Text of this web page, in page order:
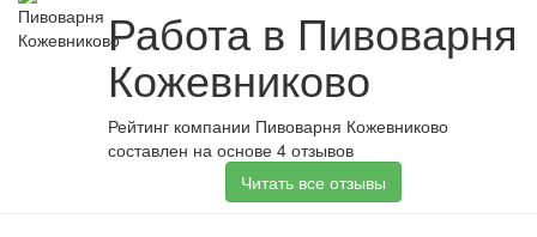
Работа в Пивоварня
Кожевниково
Рейтинг компании Пивоварня Кожевниково
составлен на основе 4 отзывов
Читать все отзывы